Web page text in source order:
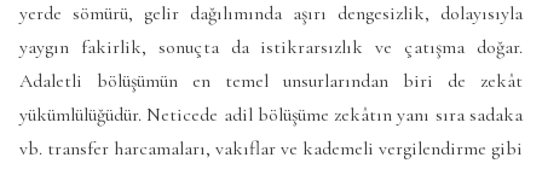
yerde sömürü, gelir dağılımında aşırı dengesizlik, dolayısıyla
yaygın fakirlik, sonuçta da istikrarsızlık ve çatışma doğar.
Adaletli bölüşümün en temel unsurlarından biri de zekât
yükümlülüğüdür. Neticede adil bölüşüme zekâtın yanı sıra sadaka
vb. transfer harcamaları, vakıflar ve kademeli vergilendirme gibi